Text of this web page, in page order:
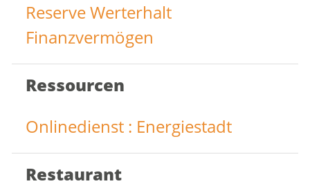
Reserve Werterhalt
Finanzvermögen
Ressourcen
Onlinedienst : Energiestadt
Restaurant